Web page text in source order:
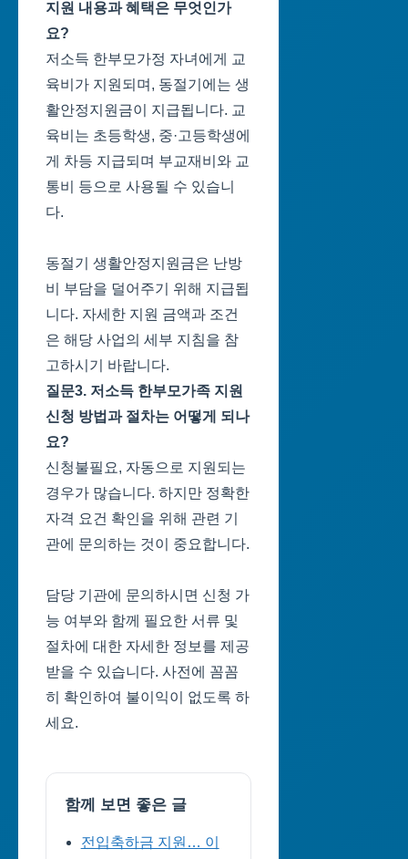
지원 내용과 혜택은 무엇인가
요?
저소득 한부모가정 자녀에게 교
육비가 지원되며, 동절기에는 생
활안정지원금이 지급됩니다. 교
육비는 초등학생, 중·고등학생에
게 차등 지급되며 부교재비와 교
통비 등으로 사용될 수 있습니
다.
동절기 생활안정지원금은 난방
비 부담을 덜어주기 위해 지급됩
니다. 자세한 지원 금액과 조건
은 해당 사업의 세부 지침을 참
고하시기 바랍니다.
질문3. 저소득 한부모가족 지원
신청 방법과 절차는 어떻게 되나
요?
신청불필요, 자동으로 지원되는
경우가 많습니다. 하지만 정확한
자격 요건 확인을 위해 관련 기
관에 문의하는 것이 중요합니다.
담당 기관에 문의하시면 신청 가
능 여부와 함께 필요한 서류 및
절차에 대한 자세한 정보를 제공
받을 수 있습니다. 사전에 꼼꼼
히 확인하여 불이익이 없도록 하
세요.
함께 보면 좋은 글
전입축하금 지원… 이